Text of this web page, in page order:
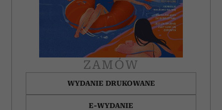
ZAMÓW
WYDANIE DRUKOWANE
E-WYDANIE